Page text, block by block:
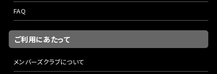
FAQ
ご利用にあたって
メンバーズクラブについて